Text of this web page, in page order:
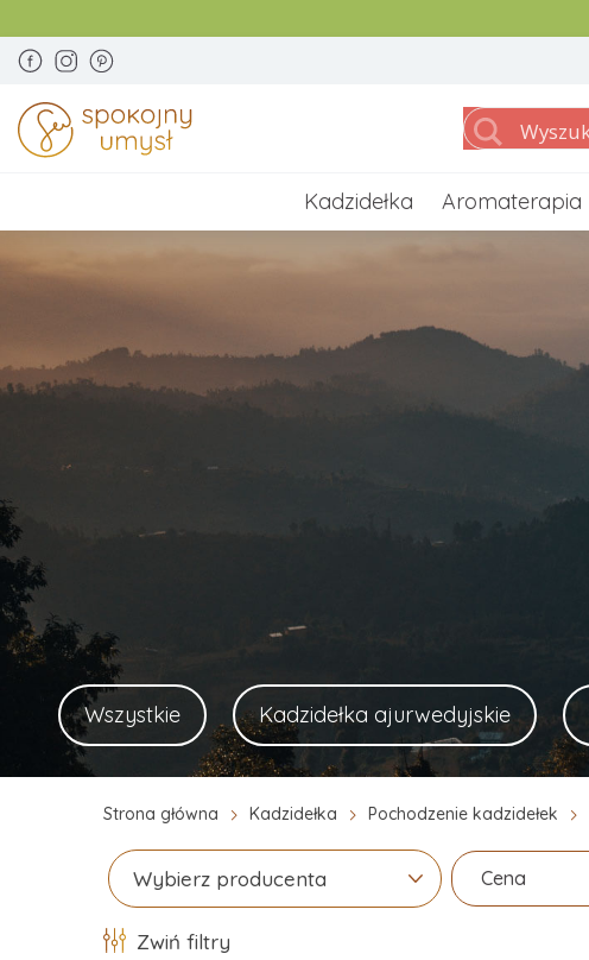
Kadzidełka Aromaterapia
Wszystkie Kadzidełka ajurwedyjskie
Strona główna Kadzidełka Pochodzenie kadzidełek
Wybierz producenta Cena
Zwiń filtry